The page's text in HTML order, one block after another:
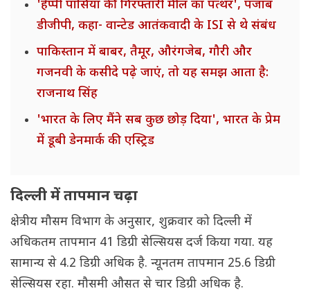
'हैप्पी पासिया की गिरफ्तारी मील का पत्थर', पंजाब
डीजीपी, कहा- वान्टेड आतंकवादी के ISI से थे संबंध
पाकिस्तान में बाबर, तैमूर, औरंगजेब, गौरी और
गजनवी के कसीदे पढ़े जाएं, तो यह समझ आता है:
राजनाथ सिंह
'भारत के लिए मैंने सब कुछ छोड़ दिया', भारत के प्रेम
में डूबी डेनमार्क की एस्ट्रिड
दिल्ली में तापमान चढ़ा
क्षेत्रीय मौसम विभाग के अनुसार, शुक्रवार को दिल्ली में
अधिकतम तापमान 41 डिग्री सेल्सियस दर्ज किया गया. यह
सामान्य से 4.2 डिग्री अधिक है. न्यूनतम तापमान 25.6 डिग्री
सेल्सियस रहा. मौसमी औसत से चार डिग्री अधिक है.